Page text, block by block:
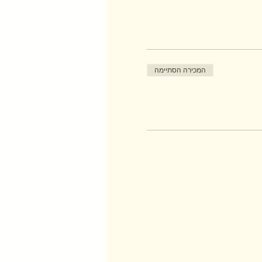
המכירה הסתיימה